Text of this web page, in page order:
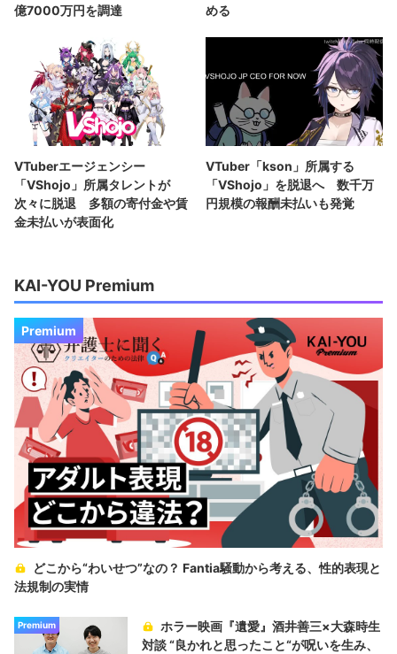
億7000万円を調達
める
VTuberエージェンシー
「VShojo」所属タレントが
次々に脱退 多額の寄付金や賃
金未払いが表面化
VTuber「kson」所属する
「VShojo」を脱退へ 数千万
円規模の報酬未払いも発覚
KAI-YOU Premium
Premium
どこから“わいせつ”なの？ Fantia騒動から考える、性的表現と
法規制の実情
Premium
ホラー映画『遺愛』酒井善三×大森時生
対談 “良かれと思ったこと“が呪いを生み、